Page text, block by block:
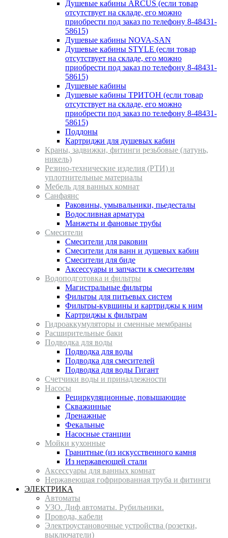
Душевые кабины ARCUS (если товар
отсутствует на складе, его можно
приобрести под заказ по телефону 8-48431-
58615)
Душевые кабины NOVA-SAN
Душевые кабины STYLE (если товар
отсутствует на складе, его можно
приобрести под заказ по телефону 8-48431-
58615)
Душевые кабины
Душевые кабины ТРИТОН (если товар
отсутствует на складе, его можно
приобрести под заказ по телефону 8-48431-
58615)
Поддоны
Картриджи для душевых кабин
Краны, задвижки, фитинги резьбовые (латунь,
никель)
Резино-технические изделия (РТИ) и
уплотнительные материалы
Мебель для ванных комнат
Санфаянс
Раковины, умывальники, пьедесталы
Водосливная арматура
Манжеты и фановые трубы
Смесители
Смесители для раковин
Смесители для ванн и душевых кабин
Смесители для биде
Аксессуары и запчасти к смесителям
Водоподготовка и фильтры
Магистральные фильтры
Фильтры для питьевых систем
Фильтры-кувшины и картриджы к ним
Картриджы к фильтрам
Гидроаккумуляторы и сменные мембраны
Расширительные баки
Подводка для воды
Подводка для воды
Подводка для смесителей
Подводка для воды Гигант
Счетчики воды и принадлежности
Насосы
Рециркуляционные, повышающие
Скважинные
Дренажные
Фекальные
Насосные станции
Мойки кухонные
Гранитные (из искусственного камня
Из нержавеющей стали
Аксессуары для ванных комнат
Нержавеющая гофрированная труба и фитинги
ЭЛЕКТРИКА
Автоматы
УЗО. Диф автоматы. Рубильники.
Провода, кабели
Электроустановочные устройства (розетки,
выключатели)